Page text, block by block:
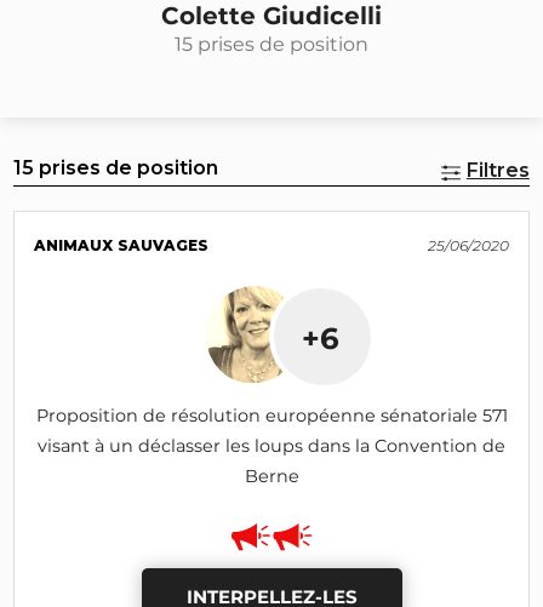
Colette Giudicelli
15 prises de position
15 prises de position Filtres
ANIMAUX SAUVAGES 25/06/2020
+6
Proposition de résolution européenne sénatoriale 571
visant à un déclasser les loups dans la Convention de
Berne
INTERPELLEZ-LES